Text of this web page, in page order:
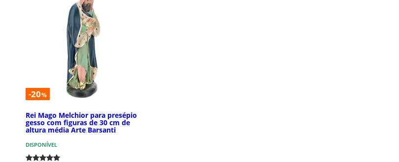
-20%
Rei Mago Melchior para presépio
gesso com figuras de 30 cm de
altura média Arte Barsanti
DISPONÍVEL